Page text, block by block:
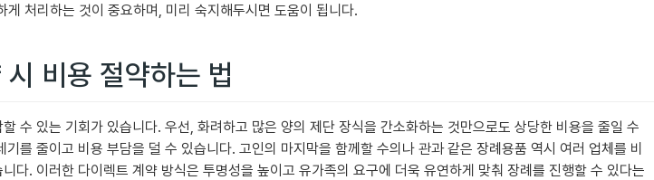
처리하는 것이 중요하며, 미리 숙지해두시면 도움이 됩니다.
비용 절약하는 법
수 있는 기회가 있습니다. 우선, 화려하고 많은 양의 제단 장식을 간소화하는 것만으로도 상당한 비용을 줄일 수
를 줄이고 비용 부담을 덜 수 있습니다. 고인의 마지막을 함께할 수의나 관과 같은 장례용품 역시 여러 업체를 비
. 이러한 다이렉트 계약 방식은 투명성을 높이고 유가족의 요구에 더욱 유연하게 맞춰 장례를 진행할 수 있다는